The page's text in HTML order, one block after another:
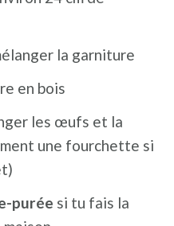
la garniture
en bois
les œufs et la
une fourchette si
purée si tu fais la